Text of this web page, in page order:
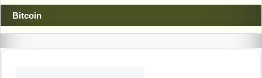
Bitcoin